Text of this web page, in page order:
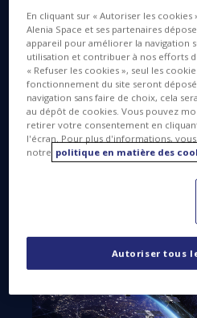
indispensables dans
véritable levier de
l’échelle internationale. Ils
crucial pour notre sécurité
grandit notre
navigation, de nouvelles
et avec elles de très
disponibilité, fiabilité et
environnements. Il ne fait
que, pour améliorer
géolocalisation actuelles,
être complétés par des
plusieurs fréquences en
En cliquant sur « Autoriser les cookies
Alenia Space et ses partenaires
appareil pour améliorer la navigation
utilisation et contribuer à nos efforts
« Refuser les cookies », seul les
fonctionnement du site seront
navigation sans faire de choix, cela
au dépôt de cookies. Vous pouvez
retirer votre consentement en
l'écran. Pour plus d'informations,
notre politique en matière des
Autoriser tous